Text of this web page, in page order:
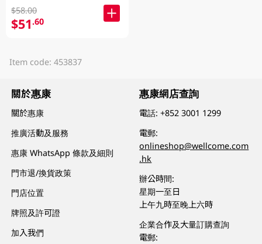
$58.00
$51.60
Item code: 453837
關於惠康
關於惠康
推廣活動及服務
惠康 WhatsApp 條款及細則
門市退/換貨政策
門店位置
牌照及許可證
加入我們
惠康網店查詢
電話:+852 3001 1299
電郵:
onlineshop@wellcome.com
.hk
辦公時間:
星期一至日
上午九時至晚上六時
企業合作及大量訂購查詢
電郵: